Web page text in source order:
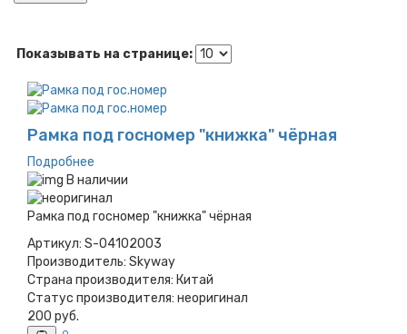
Показывать на странице:
Рамка под госномер "книжка" чёрная
Подробнее
В наличии
Рамка под госномер "книжка" чёрная
Артикул: S-04102003
Производитель: Skyway
Страна производителя: Китай
Статус производителя: неоригинал
200 руб.